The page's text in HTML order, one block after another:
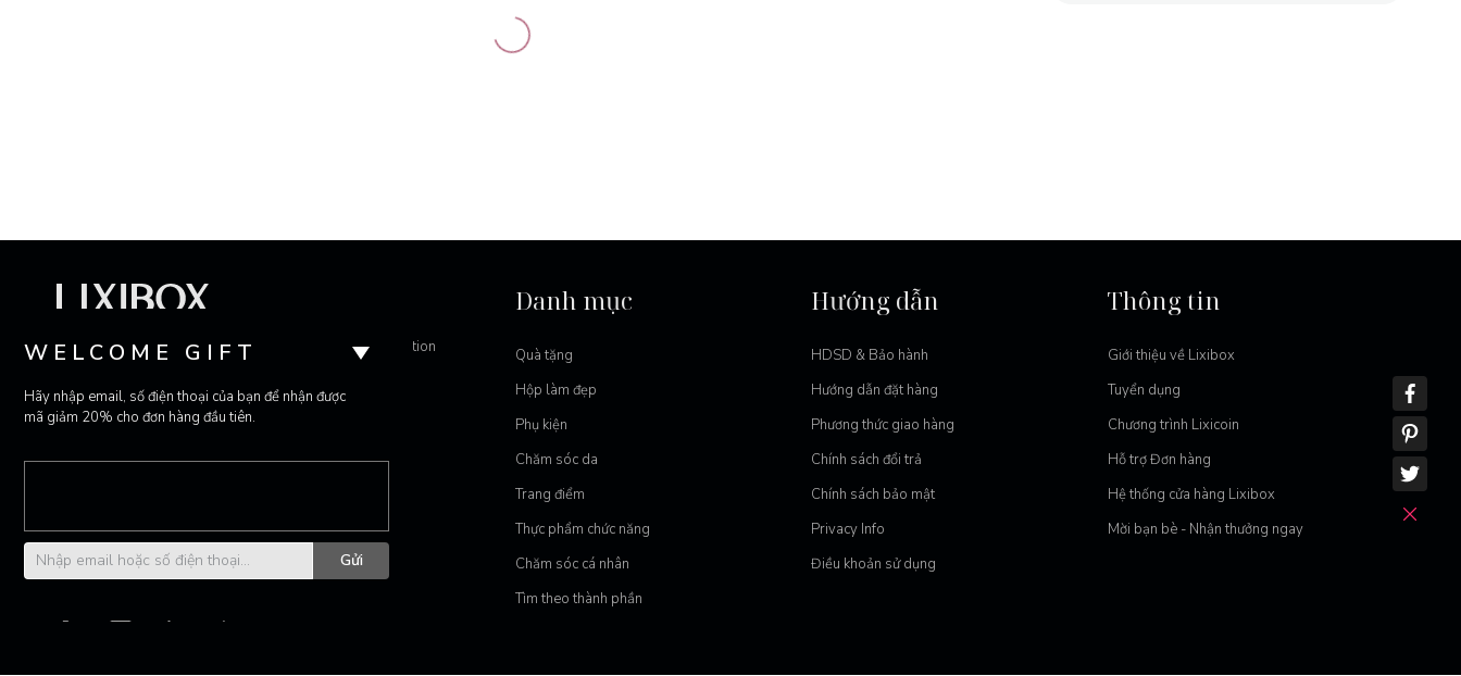
Lixibox - Bringing affordable luxury to the urban population
Hotline:
Danh mục
Quà tặng
Hộp làm đẹp
Phụ kiện
Chăm sóc da
Trang điểm
Thực phẩm chức năng
Chăm sóc cá nhân
Tìm theo thành phần
Hướng dẫn
HDSD & Bảo hành
Hướng dẫn đặt hàng
Phương thức giao hàng
Chính sách đổi trả
Chính sách bảo mật
Privacy Info
Điều khoản sử dụng
Thông tin
Giới thiệu về Lixibox
Tuyển dụng
Chương trình Lixicoin
Hỗ trợ Đơn hàng
Hệ thống cửa hàng Lixibox
Mời bạn bè - Nhận thưởng ngay
WELCOME GIFT
Hãy nhập email, số điện thoại của bạn để nhận được
mã giảm 20% cho đơn hàng đầu tiên.
Gửi